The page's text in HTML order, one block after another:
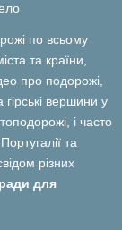
по всьому
та країни,
про подорожі,
вершини у
і часто
та
різних
для